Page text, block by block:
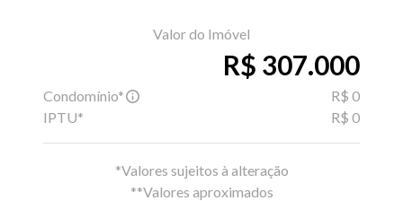
Valor do Imóvel
R$ 307.000
Condomínio*
R$ 0
IPTU*
R$ 0
*Valores sujeitos à alteração
**Valores aproximados